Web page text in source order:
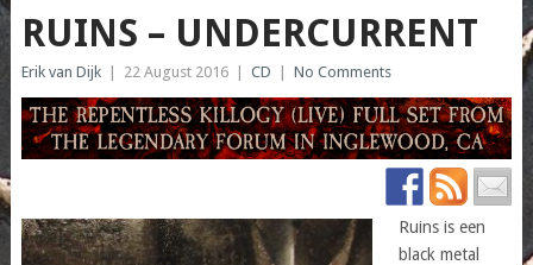
RUINS – UNDERCURRENT
Erik van Dijk 22 August 2016 CD No Comments
Ruins is een
black metal